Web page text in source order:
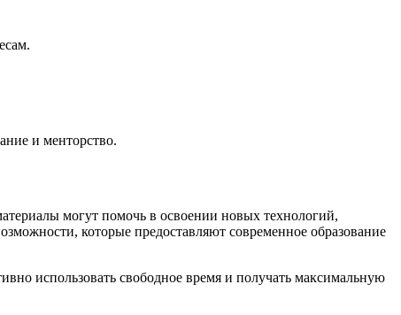
и менторство.
могут помочь в освоении новых технологий,
которые предоставляют современное образование
использовать свободное время и получать максимальную